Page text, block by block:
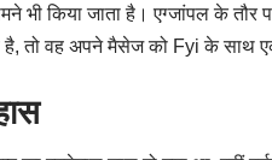
भी किया जाता है। एग्जांपल के तौर
है, तो वह अपने मैसेज को Fyi के